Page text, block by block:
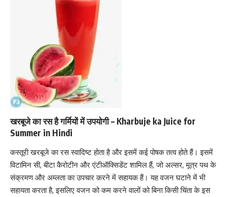
खरबूजे का रस है गर्मियों में उपयोगी – Kharbuje ka Juice for
Summer in Hindi
कस्तूरीखरबूजे का रस स्वादिष्ट होता हैऔर इसमें कई पोषक तत्व होते हैं। इसमें
विटामिन सी, बीटा कैरोटीन औरएंटीऑक्सिडेंटशामिल हैं, जो अल्सर, मूत्र पथ के
संक्रमण और अम्लता का उपचार करने में सहायक हैं। यह वजन घटाने में भी
सहायता करता है, इसलिए वजन को कम करने वालों को बिना किसी चिंता के इस